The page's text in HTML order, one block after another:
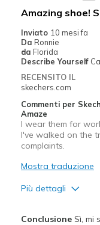
Amazing shoe!
Inviato 10 mesi fa
Da Ronnie
da Florida
Describe Yourself
RECENSITO IL
skechers.com
Commenti per
Amaze
I wear them for
I've walked on the
complaints.
Mostra traduzione
Più dettagli
ConclusioneSì, mi